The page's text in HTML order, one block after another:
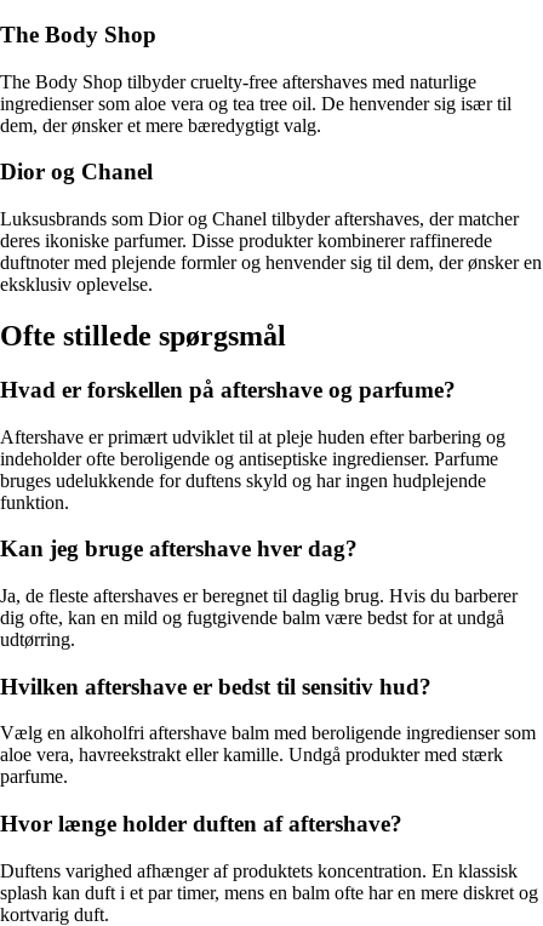
The Body Shop
The Body Shop tilbyder cruelty-free aftershaves med naturlige
ingredienser som aloe vera og tea tree oil. De henvender sig især til
dem, der ønsker et mere bæredygtigt valg.
Dior og Chanel
Luksusbrands som Dior og Chanel tilbyder aftershaves, der matcher
deres ikoniske parfumer. Disse produkter kombinerer raffinerede
duftnoter med plejende formler og henvender sig til dem, der ønsker en
eksklusiv oplevelse.
Ofte stillede spørgsmål
Hvad er forskellen på aftershave og parfume?
Aftershave er primært udviklet til at pleje huden efter barbering og
indeholder ofte beroligende og antiseptiske ingredienser. Parfume
bruges udelukkende for duftens skyld og har ingen hudplejende
funktion.
Kan jeg bruge aftershave hver dag?
Ja, de fleste aftershaves er beregnet til daglig brug. Hvis du barberer
dig ofte, kan en mild og fugtgivende balm være bedst for at undgå
udtørring.
Hvilken aftershave er bedst til sensitiv hud?
Vælg en alkoholfri aftershave balm med beroligende ingredienser som
aloe vera, havreekstrakt eller kamille. Undgå produkter med stærk
parfume.
Hvor længe holder duften af aftershave?
Duftens varighed afhænger af produktets koncentration. En klassisk
splash kan duft i et par timer, mens en balm ofte har en mere diskret og
kortvarig duft.